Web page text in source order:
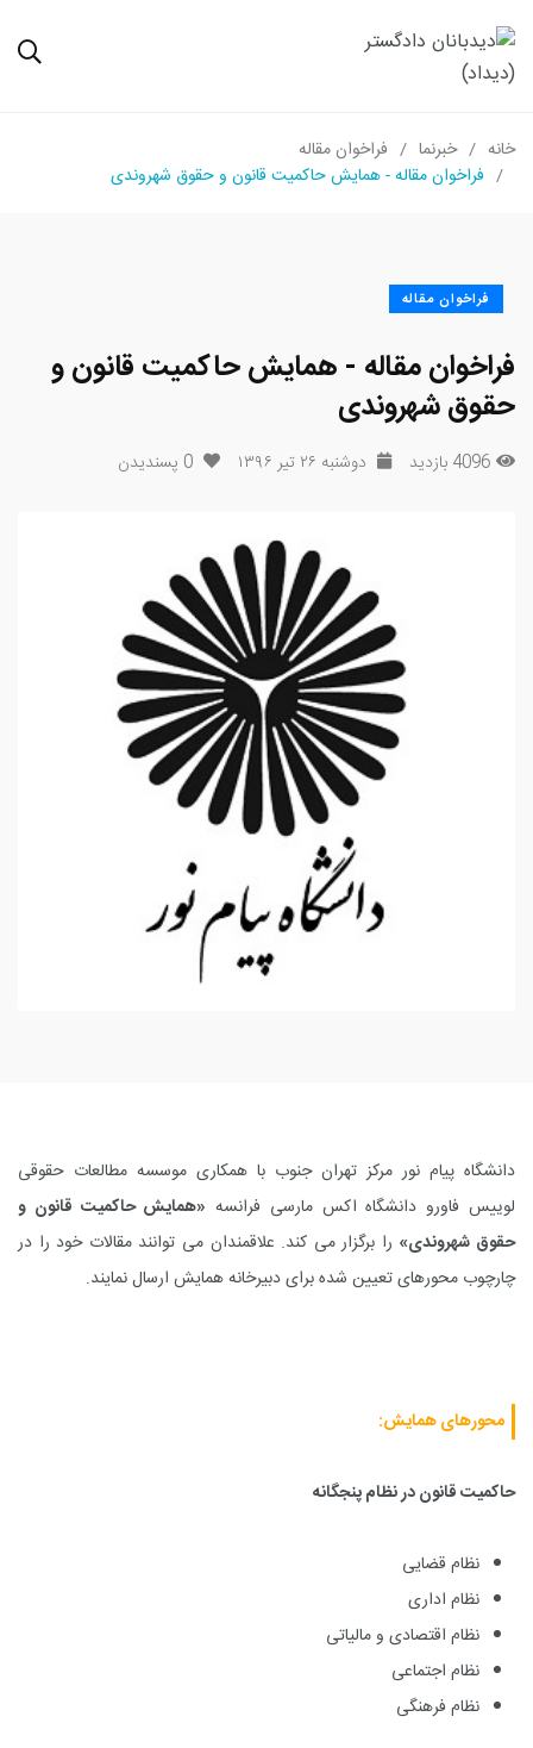
خانه خبرنما
فراخوان مقاله
فراخوان مقاله - همایش حاکمیت قانون و حقوق شهروندی
فراخوان مقاله
فراخوان مقاله - همایش حاکمیت قانون و
حقوق شهروندی
4096 بازدید دوشنبه ۲۶ تیر ۱۳۹۶ 0 پسندیدن
دانشگاه پیام نور مرکز تهران جنوب با همکاری موسسه مطالعات حقوقی
لوییس فاورو دانشگاه اکس مارسی فرانسه «همایش حاکمیت قانون و
حقوق شهروندی» را برگزار می کند. علاقمندان می توانند مقالات خود را در
چارچوب محورهای تعیین شده برای دبیرخانه همایش ارسال نمایند.
محورهای همایش:
حاکمیت قانون در نظام پنجگانه
نظام قضایی
نظام اداری
نظام اقتصادی و مالیاتی
نظام اجتماعی
نظام فرهنگی